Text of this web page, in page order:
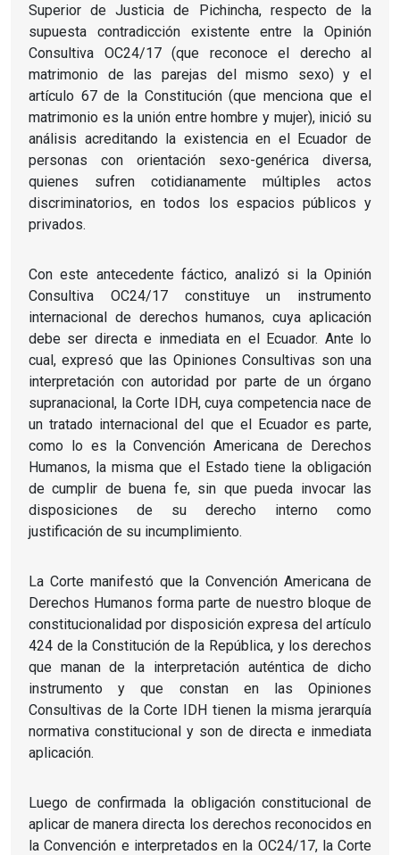
Superior de Justicia de Pichincha, respecto de la
supuesta contradicción existente entre la Opinión
Consultiva OC24/17 (que reconoce el derecho al
matrimonio de las parejas del mismo sexo) y el
artículo 67 de la Constitución (que menciona que el
matrimonio es la unión entre hombre y mujer), inició su
análisis acreditando la existencia en el Ecuador de
personas con orientación sexo-genérica diversa,
quienes sufren cotidianamente múltiples actos
discriminatorios, en todos los espacios públicos y
privados.
Con este antecedente fáctico, analizó si la Opinión
Consultiva OC24/17 constituye un instrumento
internacional de derechos humanos, cuya aplicación
debe ser directa e inmediata en el Ecuador. Ante lo
cual, expresó que las Opiniones Consultivas son una
interpretación con autoridad por parte de un órgano
supranacional, la Corte IDH, cuya competencia nace de
un tratado internacional del que el Ecuador es parte,
como lo es la Convención Americana de Derechos
Humanos, la misma que el Estado tiene la obligación
de cumplir de buena fe, sin que pueda invocar las
disposiciones de su derecho interno como
justificación de su incumplimiento.
La Corte manifestó que la Convención Americana de
Derechos Humanos forma parte de nuestro bloque de
constitucionalidad por disposición expresa del artículo
424 de la Constitución de la República, y los derechos
que manan de la interpretación auténtica de dicho
instrumento y que constan en las Opiniones
Consultivas de la Corte IDH tienen la misma jerarquía
normativa constitucional y son de directa e inmediata
aplicación.
Luego de confirmada la obligación constitucional de
aplicar de manera directa los derechos reconocidos en
la Convención e interpretados en la OC24/17, la Corte